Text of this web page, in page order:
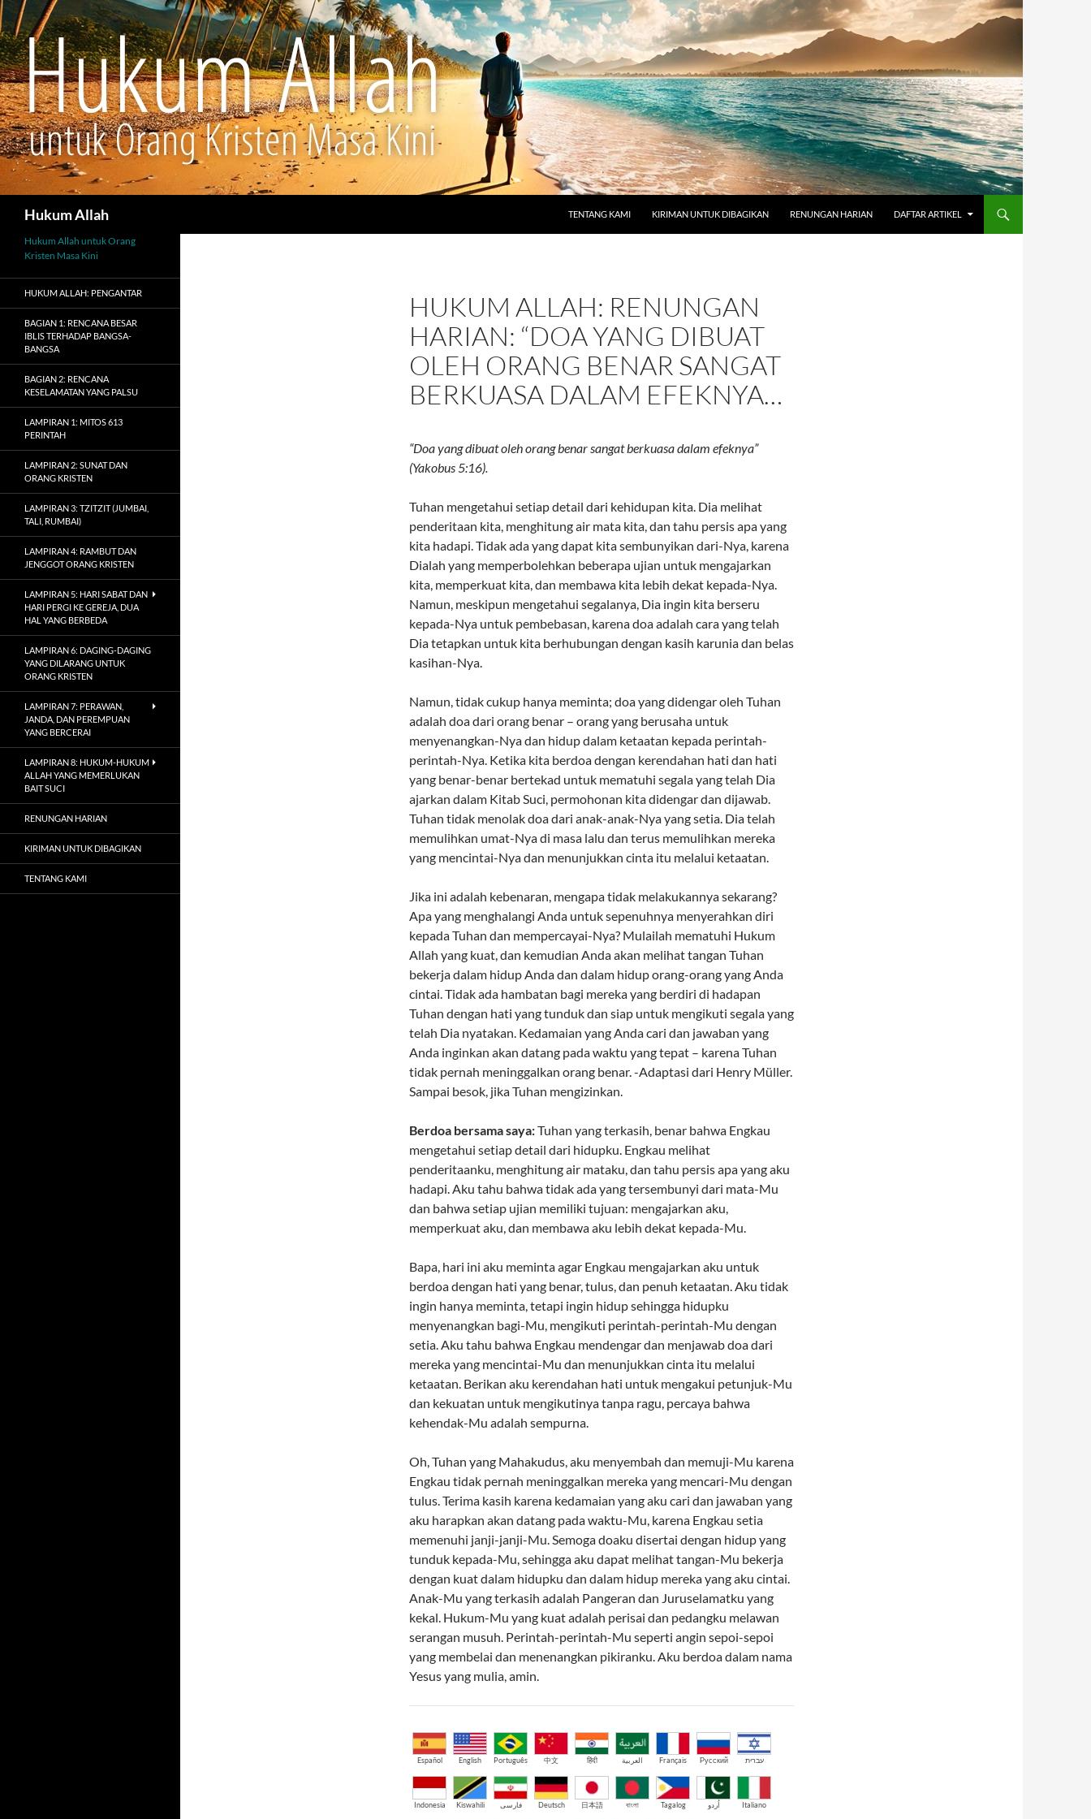
Hukum Allah
TENTANG KAMI
KIRIMAN UNTUK DIBAGIKAN RENUNGAN HARIAN DAFTAR ARTIKEL
HUKUM ALLAH: RENUNGAN
HARIAN: “DOA YANG DIBUAT
OLEH ORANG BENAR SANGAT
BERKUASA DALAM EFEKNYA…
“Doa yang dibuat oleh orang benar sangat berkuasa dalam efeknya”
(Yakobus 5:16).
Tuhan mengetahui setiap detail dari kehidupan kita. Dia melihat
penderitaan kita, menghitung air mata kita, dan tahu persis apa yang
kita hadapi. Tidak ada yang dapat kita sembunyikan dari-Nya, karena
Dialah yang memperbolehkan beberapa ujian untuk mengajarkan
kita, memperkuat kita, dan membawa kita lebih dekat kepada-Nya.
Namun, meskipun mengetahui segalanya, Dia ingin kita berseru
kepada-Nya untuk pembebasan, karena doa adalah cara yang telah
Dia tetapkan untuk kita berhubungan dengan kasih karunia dan belas
kasihan-Nya.
Namun, tidak cukup hanya meminta; doa yang didengar oleh Tuhan
adalah doa dari orang benar – orang yang berusaha untuk
menyenangkan-Nya dan hidup dalam ketaatan kepada perintah-
perintah-Nya. Ketika kita berdoa dengan kerendahan hati dan hati
yang benar-benar bertekad untuk mematuhi segala yang telah Dia
ajarkan dalam Kitab Suci, permohonan kita didengar dan dijawab.
Tuhan tidak menolak doa dari anak-anak-Nya yang setia. Dia telah
memulihkan umat-Nya di masa lalu dan terus memulihkan mereka
yang mencintai-Nya dan menunjukkan cinta itu melalui ketaatan.
Jika ini adalah kebenaran, mengapa tidak melakukannya sekarang?
Apa yang menghalangi Anda untuk sepenuhnya menyerahkan diri
kepada Tuhan dan mempercayai-Nya? Mulailah mematuhi Hukum
Allah yang kuat, dan kemudian Anda akan melihat tangan Tuhan
bekerja dalam hidup Anda dan dalam hidup orang-orang yang Anda
cintai. Tidak ada hambatan bagi mereka yang berdiri di hadapan
Tuhan dengan hati yang tunduk dan siap untuk mengikuti segala yang
telah Dia nyatakan. Kedamaian yang Anda cari dan jawaban yang
Anda inginkan akan datang pada waktu yang tepat – karena Tuhan
tidak pernah meninggalkan orang benar. -Adaptasi dari Henry Müller.
Sampai besok, jika Tuhan mengizinkan.
Berdoa bersama saya:Tuhan yang terkasih, benar bahwa Engkau
mengetahui setiap detail dari hidupku. Engkau melihat
penderitaanku, menghitung air mataku, dan tahu persis apa yang aku
hadapi. Aku tahu bahwa tidak ada yang tersembunyi dari mata-Mu
dan bahwa setiap ujian memiliki tujuan: mengajarkan aku,
memperkuat aku, dan membawa aku lebih dekat kepada-Mu.
Bapa, hari ini aku meminta agar Engkau mengajarkan aku untuk
berdoa dengan hati yang benar, tulus, dan penuh ketaatan. Aku tidak
ingin hanya meminta, tetapi ingin hidup sehingga hidupku
menyenangkan bagi-Mu, mengikuti perintah-perintah-Mu dengan
setia. Aku tahu bahwa Engkau mendengar dan menjawab doa dari
mereka yang mencintai-Mu dan menunjukkan cinta itu melalui
ketaatan. Berikan aku kerendahan hati untuk mengakui petunjuk-Mu
dan kekuatan untuk mengikutinya tanpa ragu, percaya bahwa
kehendak-Mu adalah sempurna.
Oh, Tuhan yang Mahakudus, aku menyembah dan memuji-Mu karena
Engkau tidak pernah meninggalkan mereka yang mencari-Mu dengan
tulus. Terima kasih karena kedamaian yang aku cari dan jawaban yang
aku harapkan akan datang pada waktu-Mu, karena Engkau setia
memenuhi janji-janji-Mu. Semoga doaku disertai dengan hidup yang
tunduk kepada-Mu, sehingga aku dapat melihat tangan-Mu bekerja
dengan kuat dalam hidupku dan dalam hidup mereka yang aku cintai.
Anak-Mu yang terkasih adalah Pangeran dan Juruselamatku yang
kekal. Hukum-Mu yang kuat adalah perisai dan pedangku melawan
serangan musuh. Perintah-perintah-Mu seperti angin sepoi-sepoi
yang membelai dan menenangkan pikiranku. Aku berdoa dalam nama
Yesus yang mulia, amin.
Español English Português 中文 हिंदी العربية Français Русский עברית
Indonesia Kiswahili فارسی Deutsch 日本語 বাংলা Tagalog اُردو Italiano
Hukum Allah untuk Orang
Kristen Masa Kini
HUKUM ALLAH: PENGANTAR
BAGIAN 1: RENCANA BESAR
IBLIS TERHADAP BANGSA-
BANGSA
BAGIAN 2: RENCANA
KESELAMATAN YANG PALSU
LAMPIRAN 1: MITOS 613
PERINTAH
LAMPIRAN 2: SUNAT DAN
ORANG KRISTEN
LAMPIRAN 3: TZITZIT (JUMBAI,
TALI, RUMBAI)
LAMPIRAN 4: RAMBUT DAN
JENGGOT ORANG KRISTEN
LAMPIRAN 5: HARI SABAT DAN
HARI PERGI KE GEREJA, DUA
HAL YANG BERBEDA
LAMPIRAN 6: DAGING-DAGING
YANG DILARANG UNTUK
ORANG KRISTEN
LAMPIRAN 7: PERAWAN,
JANDA, DAN PEREMPUAN
YANG BERCERAI
LAMPIRAN 8: HUKUM-HUKUM
ALLAH YANG MEMERLUKAN
BAIT SUCI
RENUNGAN HARIAN
KIRIMAN UNTUK DIBAGIKAN
TENTANG KAMI